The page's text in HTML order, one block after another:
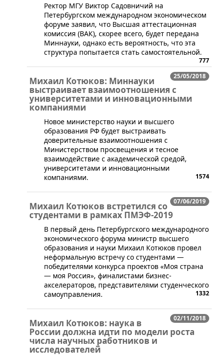
​Ректор МГУ Виктор Садовничий на
Петербургском международном экономическом
форуме заявил, что Высшая аттестационная
комиссия (ВАК), скорее всего, будет передана
Миннауки, однако есть вероятность, что эта
структура попытается стать самостоятельной.
777
25/05/2018
Михаил Котюков: Миннауки
выстраивает взаимоотношения с
университетами и инновационными
компаниями
​Новое министерство науки и высшего
образования РФ будет выстраивать
доверительные взаимоотношения с
Министерством просвещения и тесное
взаимодействие с академической средой,
университетами и инновационными
компаниями.
1574
07/06/2019
Михаил Котюков встретился со
студентами в рамках ПМЭФ-2019
​В первый день Петербургского международного
экономического форума министр высшего
образования и науки Михаил Котюков провел
неформальную встречу со студентами —
победителями конкурса проектов «Моя страна
— моя Россия», финалистами бизнес-
акселераторов, представителями студенческого
самоуправления.
1332
02/11/2018
Михаил Котюков: наука в
России должна идти по модели роста
числа научных работников и
исследователей